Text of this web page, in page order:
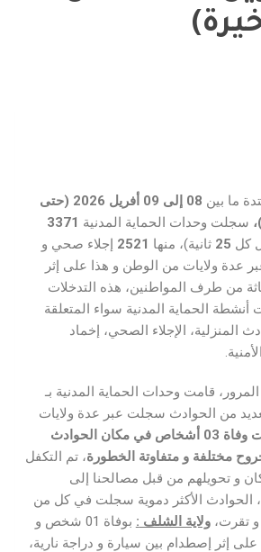
ما بين
08 إلى 09 أفريل 2026 (حتى
سجلت وحدات الحماية المدنية 3371
كل 25 ثانية)، منها 2521 إجلاء صحي و
عدة ولايات من الوطن و هذا على إثر
من طرف المواطنين، هذه التدخلات
الحماية المدنية سواء المتعلقة
المنزلية، الإجلاء الصحي، إخماد
قامت وحدات الحماية المدنية بـ
من الحوادث سجلت عبر عدة ولايات
حيث خلفت وفاة 03 أشخاص في مكان الحوادث
و متفاوتة الخطورة، تم التكفل
و تحويلهم من قبل مصالحنا إلى
الحوادث الأكثر دموية سجلت في كل من
و تقرت،ولاية الشلف :
بوفاة 01 شخص و
، على إثر إصطدام بين سيارة و دراجة نارية،